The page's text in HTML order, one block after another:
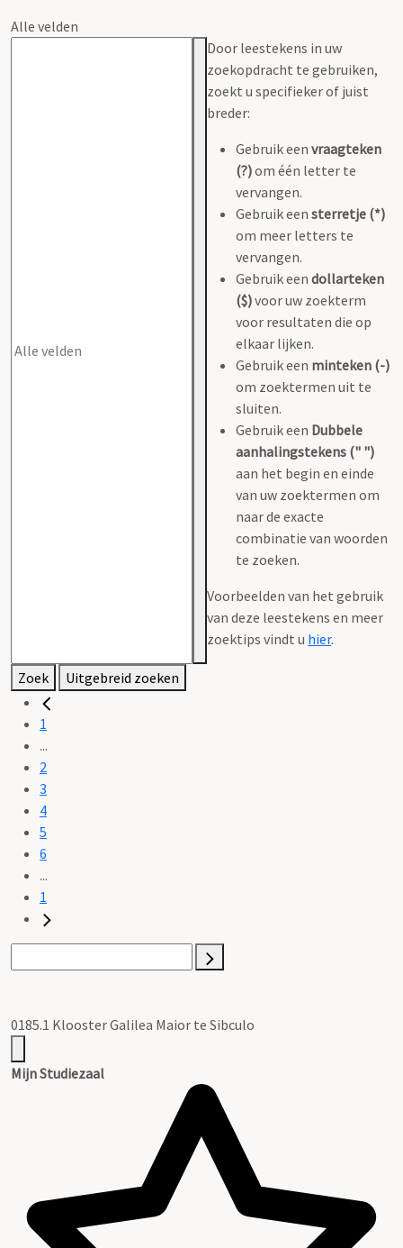
Alle velden
Door leestekens in uw
zoekopdracht te gebruiken,
zoekt u specifieker of juist
breder:
Gebruik een vraagteken
(?)om één letter te
vervangen.
Gebruik een sterretje (*)
om meer letters te
vervangen.
Gebruik een dollarteken
($)voor uw zoekterm
voor resultaten die op
elkaar lijken.
Gebruik een minteken (-)
om zoektermen uit te
sluiten.
Gebruik een Dubbele
aanhalingstekens (" ")
aan het begin en einde
van uw zoektermen om
naar de exacte
combinatie van woorden
te zoeken.
Voorbeelden van het gebruik
van deze leestekens en meer
zoektips vindt u hier.
Zoek Uitgebreid zoeken
1
...
2
3
4
5
6
...
1
0185.1 Klooster Galilea Maior te Sibculo
Mijn Studiezaal